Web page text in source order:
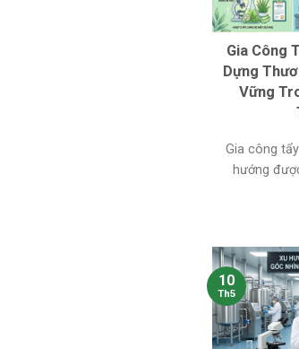
Gia Công
Dựng
Vững
Gia công
hướng
10
Th5